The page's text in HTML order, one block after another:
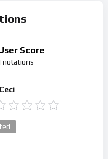
Score
notations